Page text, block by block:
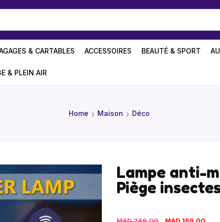
& CARTABLES ACCESSOIRES BEAUTÉ & SPORT
& PLEIN AIR
Home Maison Déco
Lampe anti-
Piège